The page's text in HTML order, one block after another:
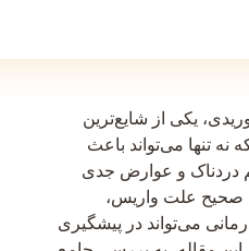
یکی از شایع‌ترین
نه تنها می‌تواند باعث
دردناک و عوارض جدی
صحیح علت واریس،
می‌تواند در پیشگیری